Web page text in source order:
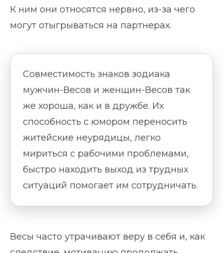
К ним они относятся нервно, из-за чего
могут отыгрываться на партнерах.
Совместимость знаков зодиака
мужчин-Весов и женщин-Весов так
же хороша, как и в дружбе. Их
способность с юмором переносить
житейские неурядицы, легко
мириться с рабочими проблемами,
быстро находить выход из трудных
ситуаций помогает им сотрудничать.
Весы часто утрачивают веру в себя и, как